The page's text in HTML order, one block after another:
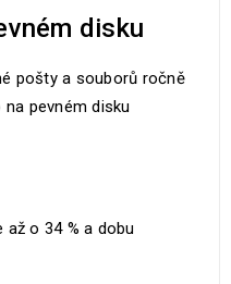
disku
pošty a souborů ročně
pevném disku
o 34 % a dobu